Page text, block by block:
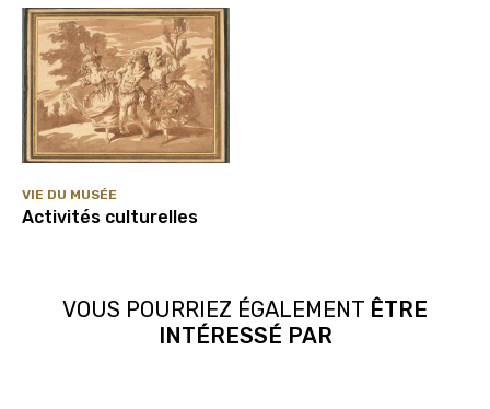
VIE DU MUSÉE
Activités culturelles
VOUS POURRIEZ ÉGALEMENT ÊTRE
INTÉRESSÉ PAR